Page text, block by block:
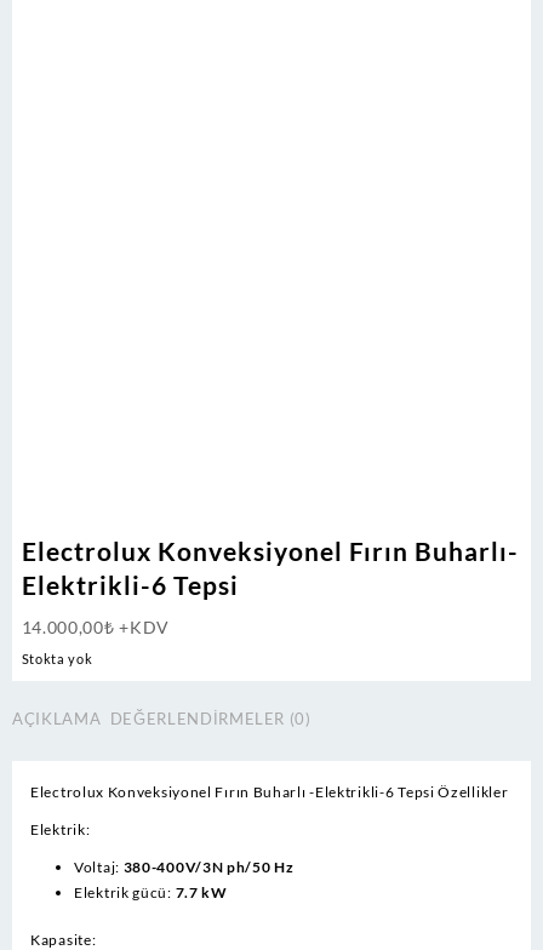
Electrolux Konveksiyonel Fırın Buharlı-
Elektrikli-6 Tepsi
14.000,00₺ +KDV
Stokta yok
AÇIKLAMA DEĞERLENDIRMELER (0)
Electrolux Konveksiyonel Fırın Buharlı -Elektrikli-6 Tepsi Özellikler
Elektrik:
Voltaj: 380-400V/3N ph/50 Hz
Elektrik gücü: 7.7 kW
Kapasite: